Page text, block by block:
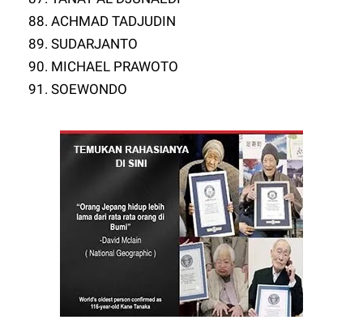
88. ACHMAD TADJUDIN
89. SUDARJANTO
90. MICHAEL PRAWOTO
91. SOEWONDO